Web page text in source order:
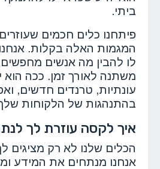
ביתי.
פיתחנו כלים חכמים
המגמות האלה בקלות.
לו להבין מה אנשים
משתנה לאורך זמן. ככה הוא
עונתיות, טרנדים חדשים,
בהתנהגות של הלקוחות
איך לקסה עוזרת לך
הכלים שלנו לא רק מציגים
אנחנו מנתחים את המידע